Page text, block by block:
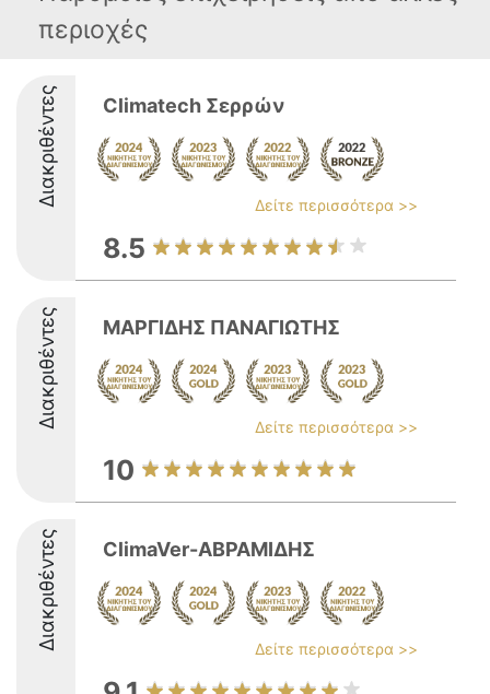
περιοχές
Διακριθέντες Climatech Σερρών
Δείτε περισσότερα >>
8.5
Διακριθέντες ΜΑΡΓΙΔΗΣ ΠΑΝΑΓΙΩΤΗΣ
Δείτε περισσότερα >>
10
Διακριθέντες ClimaVer-ΑΒΡΑΜΙΔΗΣ
Δείτε περισσότερα >>